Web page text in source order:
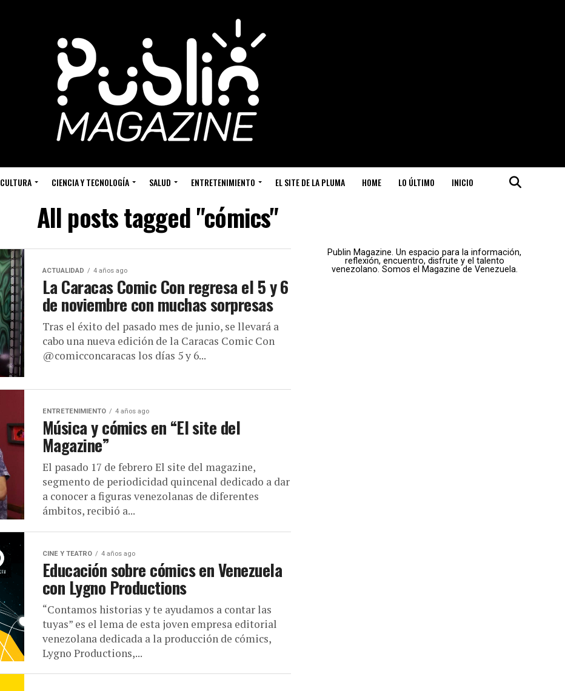
CULTURA CIENCIA Y TECNOLOGÍA SALUD ENTRETENIMIENTO EL SITE DE LA PLUMA HOME LO ÚLTIMO INICIO
All posts tagged "cómics"
ACTUALIDAD 4 años ago
La Caracas Comic Con regresa el 5 y 6
de noviembre con muchas sorpresas
Tras el éxito del pasado mes de junio, se llevará a
cabo una nueva edición de la Caracas Comic Con
@comicconcaracas los días 5 y 6...
ENTRETENIMIENTO 4 años ago
Música y cómics en “El site del
Magazine”
El pasado 17 de febrero El site del magazine,
segmento de periodicidad quincenal dedicado a dar
a conocer a figuras venezolanas de diferentes
ámbitos, recibió a...
CINE Y TEATRO 4 años ago
Educación sobre cómics en Venezuela
con Lygno Productions
“Contamos historias y te ayudamos a contar las
tuyas” es el lema de esta joven empresa editorial
venezolana dedicada a la producción de cómics,
Lygno Productions,...
Publin Magazine. Un espacio para la información,
reflexión, encuentro, disfrute y el talento
venezolano. Somos el Magazine de Venezuela.